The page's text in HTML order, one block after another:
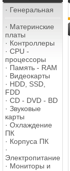
· Генеральная
· Материнские
платы
· Контроллеры
· CPU -
процессоры
· Память - RAM
· Видеокарты
· HDD, SSD,
FDD
· CD - DVD - BD
· Звуковые
карты
· Охлаждение
ПК
· Корпуса ПК
·
Электропитание
· Мониторы и